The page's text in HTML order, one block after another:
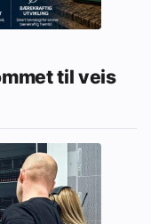
til veis